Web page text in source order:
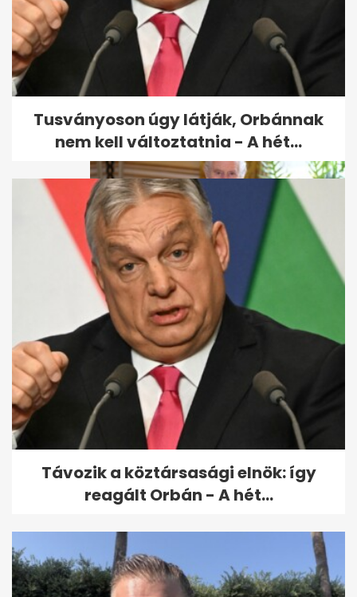
A rák ritka válfajával küzd
Tompos Kátya
Károly király első beszéde
Katalin hercegné diagnózisa
óta:...
Tusványoson úgy látják, Orbánnak
nem kell változtatnia - A hét...
Távozik a köztársasági elnök: így
reagált Orbán - A hét...